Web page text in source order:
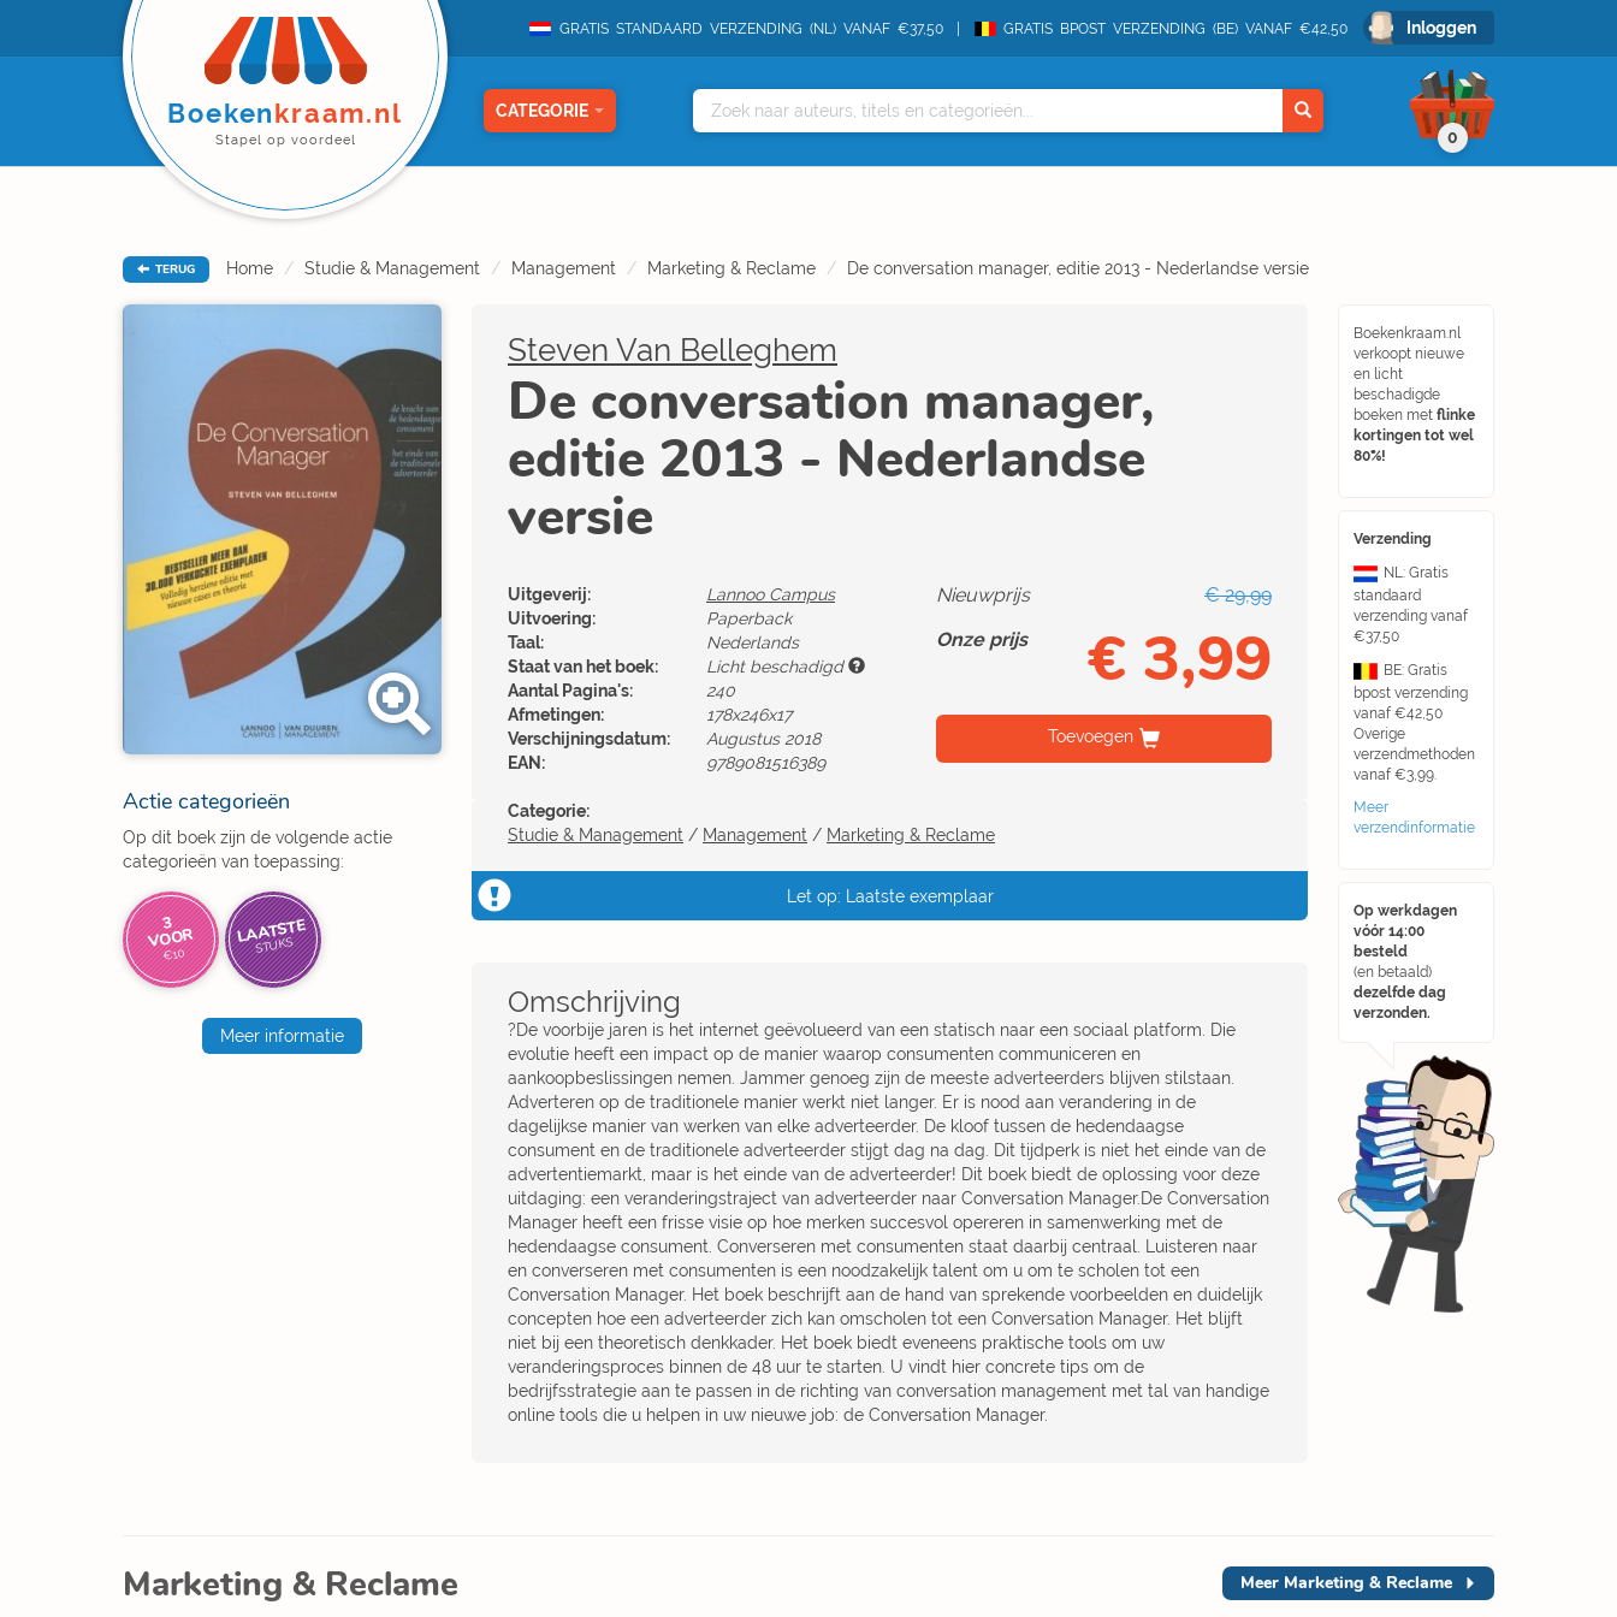
GRATIS STANDAARD VERZENDING (NL) VANAF €37,50 GRATIS BPOST VERZENDING (BE) VANAF €42,50 Inloggen
Boekenkraam.nl
Stapel op voordeel
CATEGORIE
0
TERUG Home Studie & Management Management Marketing & Reclame De conversation manager, editie 2013 - Nederlandse versie
Actie categorieën
Op dit boek zijn de volgende actie
categorieën van toepassing:
3
VOOR
€10
LAATSTE
STUKS
Meer informatie
Boekenkraam.nl
verkoopt nieuwe
en licht
beschadigde
boeken met flinke
kortingen tot wel
80%!
Verzending
NL: Gratis
standaard
verzending vanaf
€37,50
BE: Gratis
bpost verzending
vanaf €42,50
Overige
verzendmethoden
vanaf €3,99.
Meer
verzendinformatie
Op werkdagen
vóór 14:00
besteld
(en betaald)
dezelfde dag
verzonden.
Steven Van Belleghem
De conversation manager,
editie 2013 - Nederlandse
versie
Uitgeverij:
Lannoo Campus
Uitvoering:
Paperback
Taal:
Nederlands
Staat van het boek:
Licht beschadigd
Aantal Pagina's:
240
Afmetingen:
178x246x17
Verschijningsdatum:
Augustus 2018
EAN:
9789081516389
Nieuwprijs
€ 29,99
Onze prijs
€ 3,99
Toevoegen
Categorie:
Studie & Management / Management / Marketing & Reclame
Let op: Laatste exemplaar
Omschrijving
?De voorbije jaren is het internet geëvolueerd van een statisch naar een sociaal platform. Die
evolutie heeft een impact op de manier waarop consumenten communiceren en
aankoopbeslissingen nemen. Jammer genoeg zijn de meeste adverteerders blijven stilstaan.
Adverteren op de traditionele manier werkt niet langer. Er is nood aan verandering in de
dagelijkse manier van werken van elke adverteerder. De kloof tussen de hedendaagse
consument en de traditionele adverteerder stijgt dag na dag. Dit tijdperk is niet het einde van de
advertentiemarkt, maar is het einde van de adverteerder! Dit boek biedt de oplossing voor deze
uitdaging: een veranderingstraject van adverteerder naar Conversation Manager.De Conversation
Manager heeft een frisse visie op hoe merken succesvol opereren in samenwerking met de
hedendaagse consument. Converseren met consumenten staat daarbij centraal. Luisteren naar
en converseren met consumenten is een noodzakelijk talent om u om te scholen tot een
Conversation Manager. Het boek beschrijft aan de hand van sprekende voorbeelden en duidelijk
concepten hoe een adverteerder zich kan omscholen tot een Conversation Manager. Het blijft
niet bij een theoretisch denkkader. Het boek biedt eveneens praktische tools om uw
veranderingsproces binnen de 48 uur te starten. U vindt hier concrete tips om de
bedrijfsstrategie aan te passen in de richting van conversation management met tal van handige
online tools die u helpen in uw nieuwe job: de Conversation Manager.
Marketing & Reclame Meer Marketing & Reclame